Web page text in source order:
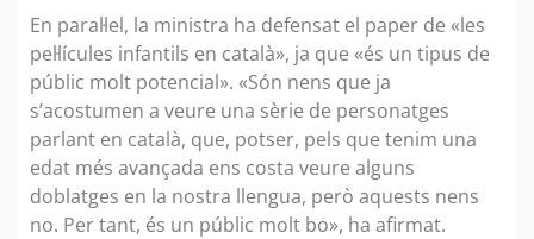
En paral·lel, la ministra ha defensat el paper de «les
pel·lícules infantils en català», ja que «és un tipus de
públic molt potencial». «Són nens que ja
s’acostumen a veure una sèrie de personatges
parlant en català, que, potser, pels que tenim una
edat més avançada ens costa veure alguns
doblatges en la nostra llengua, però aquests nens
no. Per tant, és un públic molt bo», ha afirmat.